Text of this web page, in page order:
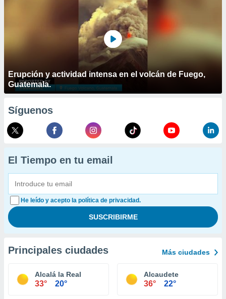
Erupción y actividad intensa en el volcán de Fuego,
Guatemala.
Síguenos
El Tiempo en tu email
He leído y acepto la política de privacidad.
Principales ciudades Más ciudades
Alcalá la Real
33° 20°
Alcaudete
36° 22°